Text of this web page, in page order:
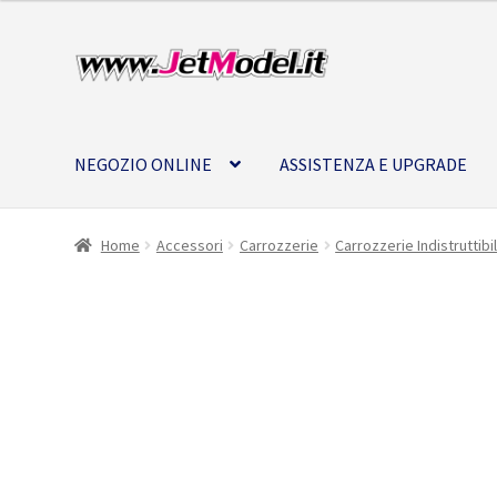
Vai
alla
Vai
al
NEGOZIO ONLINE ASSISTENZA E UPGRADE
Home Accessori Carrozzerie Carrozzerie